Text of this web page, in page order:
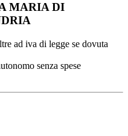
MARIA DI
ad iva di legge se dovuta
senza spese